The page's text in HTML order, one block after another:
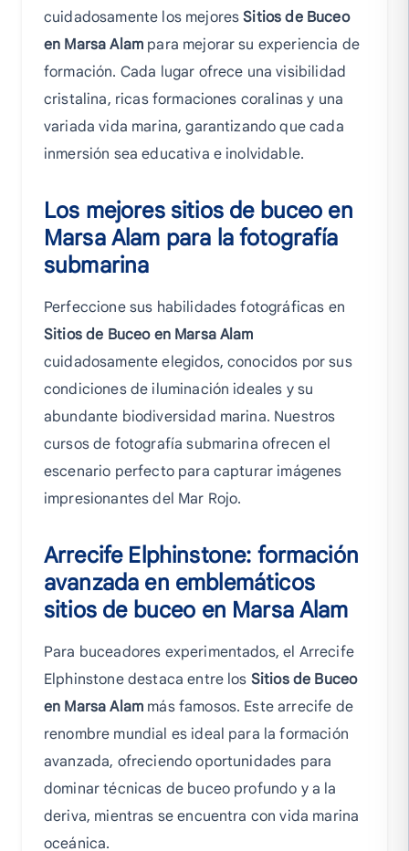
cuidadosamente los mejoresSitios de Buceo
en Marsa Alam para mejorar su experiencia de
formación. Cada lugar ofrece una visibilidad
cristalina, ricas formaciones coralinas y una
variada vida marina, garantizando que cada
inmersión sea educativa e inolvidable.
Los mejores sitios de buceo en
Marsa Alam para la fotografía
submarina
Perfeccione sus habilidades fotográficas en
Sitios de Buceo en Marsa Alam
cuidadosamente elegidos, conocidos por sus
condiciones de iluminación ideales y su
abundante biodiversidad marina. Nuestros
cursos de fotografía submarina ofrecen el
escenario perfecto para capturar imágenes
impresionantes del Mar Rojo.
Arrecife Elphinstone: formación
avanzada en emblemáticos
sitios de buceo en Marsa Alam
Para buceadores experimentados, el Arrecife
Elphinstone destaca entre los Sitios de Buceo
en Marsa Alam más famosos. Este arrecife de
renombre mundial es ideal para la formación
avanzada, ofreciendo oportunidades para
dominar técnicas de buceo profundo y a la
deriva, mientras se encuentra con vida marina
oceánica.